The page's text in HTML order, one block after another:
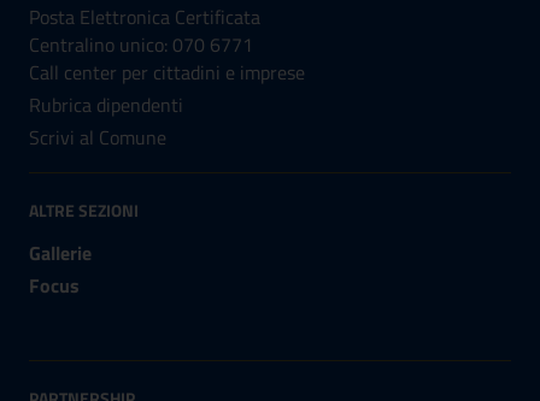
Posta Elettronica Certificata
Centralino unico: 070 6771
Call center per cittadini e imprese
Rubrica dipendenti
Scrivi al Comune
ALTRE SEZIONI
Gallerie
Focus